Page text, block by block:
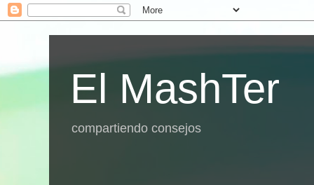
El MashTer
compartiendo consejos